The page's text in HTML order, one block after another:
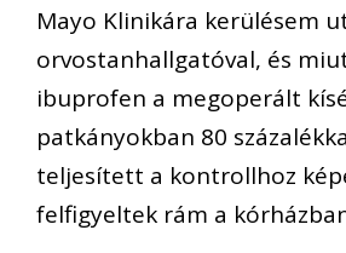
Mayo Klinikára kerülésem
orvostanhallgatóval, és
ibuprofen a megoperált
patkányokban 80
teljesített a kontrollhoz
felfigyeltek rám a